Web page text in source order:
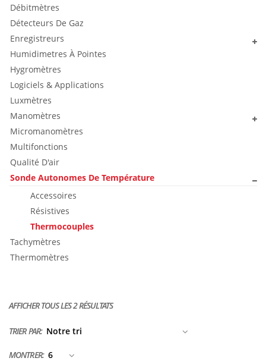
Débitmètres
Détecteurs De Gaz
Enregistreurs
Humidimetres À Pointes
Hygromètres
Logiciels & Applications
Luxmètres
Manomètres
Micromanomètres
Multifonctions
Qualité D'air
Sonde Autonomes De Température
Accessoires
Résistives
Thermocouples
Tachymètres
Thermomètres
AFFICHER TOUS LES 2 RÉSULTATS
TRIER PAR:
MONTRER: